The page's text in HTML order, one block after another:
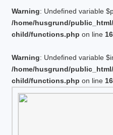
Warning: Undefined variable
/home/husgrund/
child/functions.php on line
Warning: Undefined variable
/home/husgrund/
child/functions.php on line